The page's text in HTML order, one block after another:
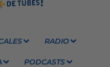
RADIO
PODCASTS